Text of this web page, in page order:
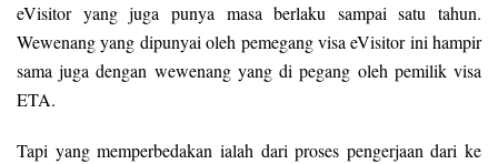
eVisitor yang juga punya masa berlaku sampai satu tahun.
Wewenang yang dipunyai oleh pemegang visa eVisitor ini hampir
sama juga dengan wewenang yang di pegang oleh pemilik visa
ETA.
Tapi yang memperbedakan ialah dari proses pengerjaan dari ke